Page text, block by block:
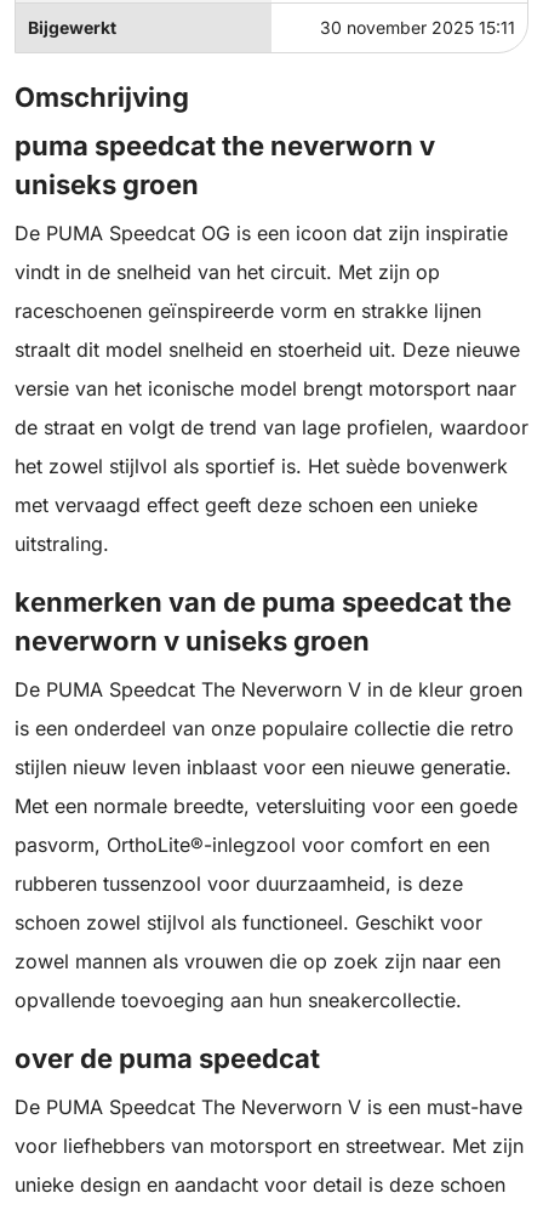
Bijgewerkt 30 november 2025 15:11
Omschrijving
puma speedcat the neverworn v
uniseks groen
De PUMA Speedcat OG is een icoon dat zijn inspiratie
vindt in de snelheid van het circuit. Met zijn op
raceschoenen geïnspireerde vorm en strakke lijnen
straalt dit model snelheid en stoerheid uit. Deze nieuwe
versie van het iconische model brengt motorsport naar
de straat en volgt de trend van lage profielen, waardoor
het zowel stijlvol als sportief is. Het suède bovenwerk
met vervaagd effect geeft deze schoen een unieke
uitstraling.
kenmerken van de puma speedcat the
neverworn v uniseks groen
De PUMA Speedcat The Neverworn V in de kleur groen
is een onderdeel van onze populaire collectie die retro
stijlen nieuw leven inblaast voor een nieuwe generatie.
Met een normale breedte, vetersluiting voor een goede
pasvorm, OrthoLite®-inlegzool voor comfort en een
rubberen tussenzool voor duurzaamheid, is deze
schoen zowel stijlvol als functioneel. Geschikt voor
zowel mannen als vrouwen die op zoek zijn naar een
opvallende toevoeging aan hun sneakercollectie.
over de puma speedcat
De PUMA Speedcat The Neverworn V is een must-have
voor liefhebbers van motorsport en streetwear. Met zijn
unieke design en aandacht voor detail is deze schoen